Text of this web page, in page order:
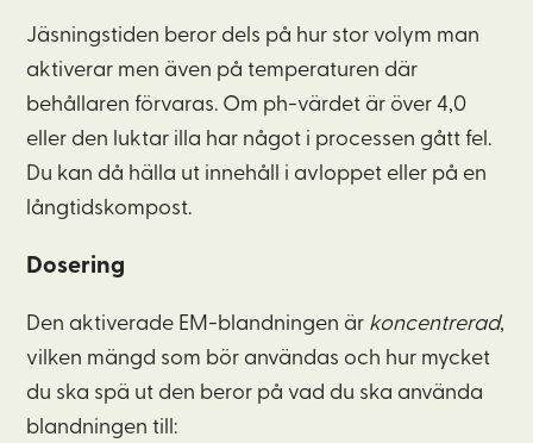
Jäsningstiden beror dels på hur stor volym man
aktiverar men även på temperaturen där
behållaren förvaras. Om ph-värdet är över 4,0
eller den luktar illa har något i processen gått fel.
Du kan då hälla ut innehåll i avloppet eller på en
långtidskompost.
Dosering
Den aktiverade EM-blandningen är koncentrerad,
vilken mängd som bör användas och hur mycket
du ska spä ut den beror på vad du ska använda
blandningen till: